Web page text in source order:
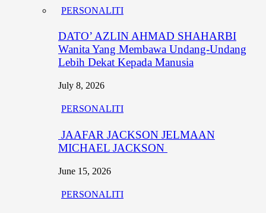
PERSONALITI
DATO’ AZLIN AHMAD SHAHARBI
Wanita Yang Membawa Undang-Undang
Lebih Dekat Kepada Manusia
July 8, 2026
PERSONALITI
JAAFAR JACKSON JELMAAN
MICHAEL JACKSON
June 15, 2026
PERSONALITI